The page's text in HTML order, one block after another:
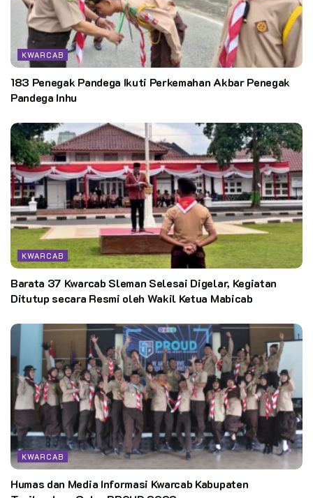
KWARCAB
183 Penegak Pandega Ikuti Perkemahan Akbar Penegak
Pandega Inhu
KWARCAB
Barata 37 Kwarcab Sleman Selesai Digelar, Kegiatan
Ditutup secara Resmi oleh Wakil Ketua Mabicab
KWARCAB
Humas dan Media Informasi Kwarcab Kabupaten